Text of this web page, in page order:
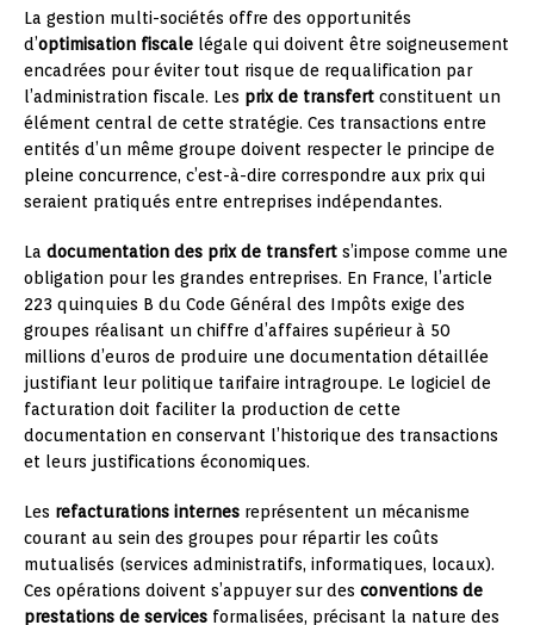
La gestion multi-sociétés offre des opportunités
d’optimisation fiscale légale qui doivent être soigneusement
encadrées pour éviter tout risque de requalification par
l’administration fiscale. Les prix de transfert constituent un
élément central de cette stratégie. Ces transactions entre
entités d’un même groupe doivent respecter le principe de
pleine concurrence, c’est-à-dire correspondre aux prix qui
seraient pratiqués entre entreprises indépendantes.
La documentation des prix de transfert s’impose comme une
obligation pour les grandes entreprises. En France, l’article
223 quinquies B du Code Général des Impôts exige des
groupes réalisant un chiffre d’affaires supérieur à 50
millions d’euros de produire une documentation détaillée
justifiant leur politique tarifaire intragroupe. Le logiciel de
facturation doit faciliter la production de cette
documentation en conservant l’historique des transactions
et leurs justifications économiques.
Les refacturations internes représentent un mécanisme
courant au sein des groupes pour répartir les coûts
mutualisés (services administratifs, informatiques, locaux).
Ces opérations doivent s’appuyer sur des conventions de
prestations de services formalisées, précisant la nature des